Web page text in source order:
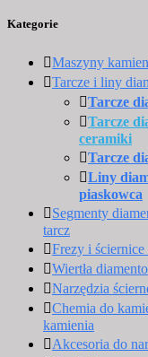
Kategorie
Maszyny
Tarcze i liny
Tarcze
Tarcze
ceramiki
Tarcze
Liny
piaskowca
Segmenty
tarcz
Frezy i
Wiertła
Narzędzia
Chemia do
kamienia
Akcesoria do